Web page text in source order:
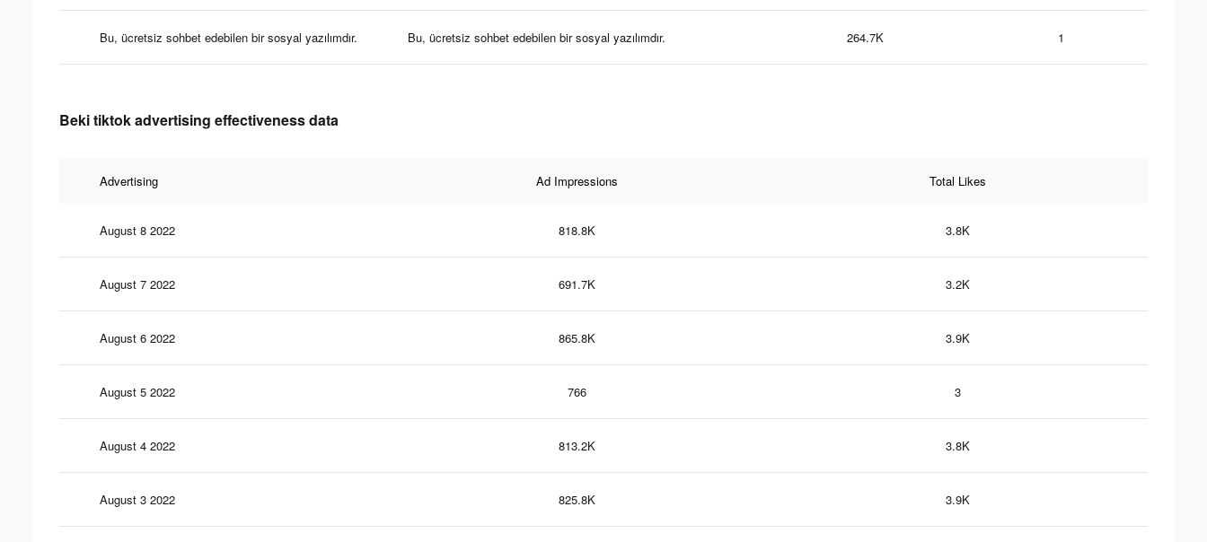
Bu, ücretsiz sohbet edebilen bir sosyal yazılımdır. Bu, ücretsiz sohbet edebilen bir sosyal yazılımdır. 264.7K 1
Beki tiktok advertising effectiveness data
Advertising Ad Impressions Total Likes
August 8 2022 818.8K 3.8K
August 7 2022 691.7K 3.2K
August 6 2022 865.8K 3.9K
August 5 2022 766 3
August 4 2022 813.2K 3.8K
August 3 2022 825.8K 3.9K